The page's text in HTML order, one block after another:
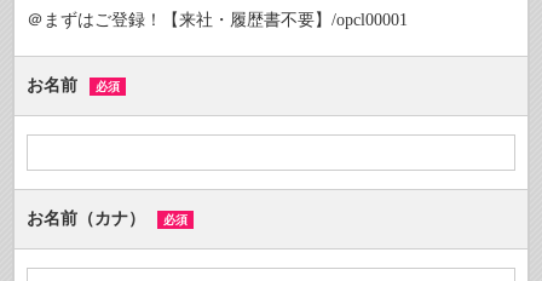
＠まずはご登録！【来社・履歴書不要】/opcl00001
お名前 必須
お名前（カナ） 必須